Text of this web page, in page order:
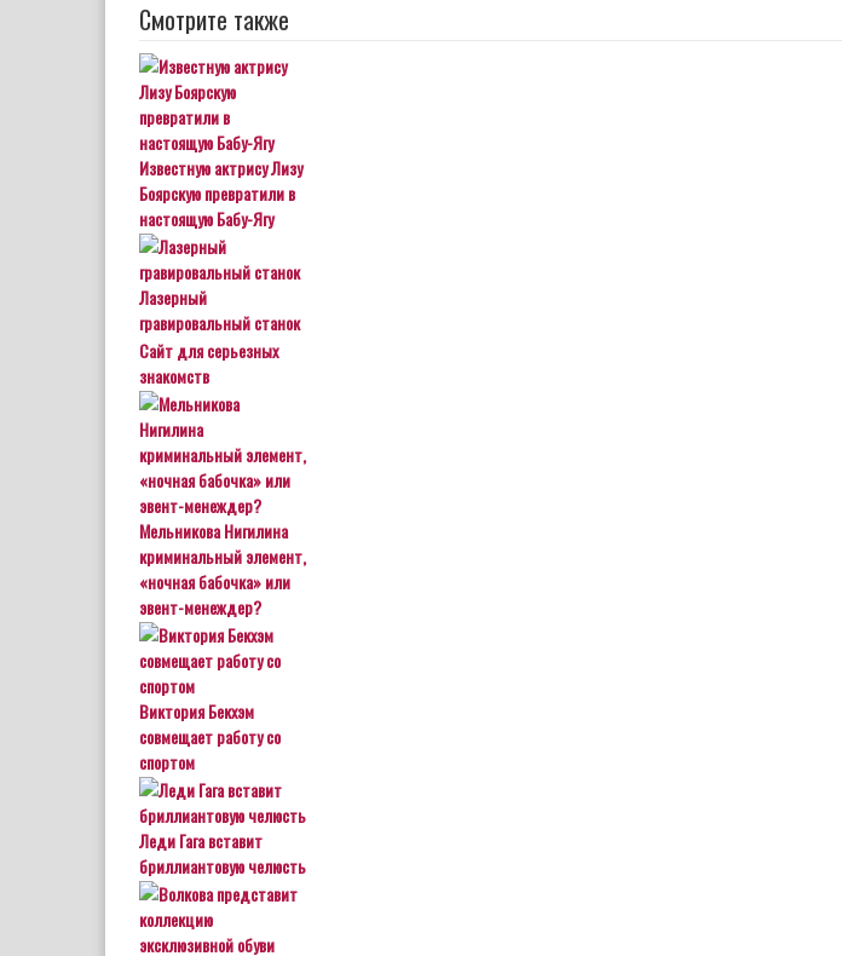
Смотрите также
Известную актрису Лизу
Боярскую превратили в
настоящую Бабу-Ягу
Лазерный
гравировальный станок
Сайт для серьезных
знакомств
Мельникова Нигилина
криминальный элемент,
«ночная бабочка» или
эвент-менеждер?
Виктория Бекхэм
совмещает работу со
спортом
Леди Гага вставит
бриллиантовую челюсть